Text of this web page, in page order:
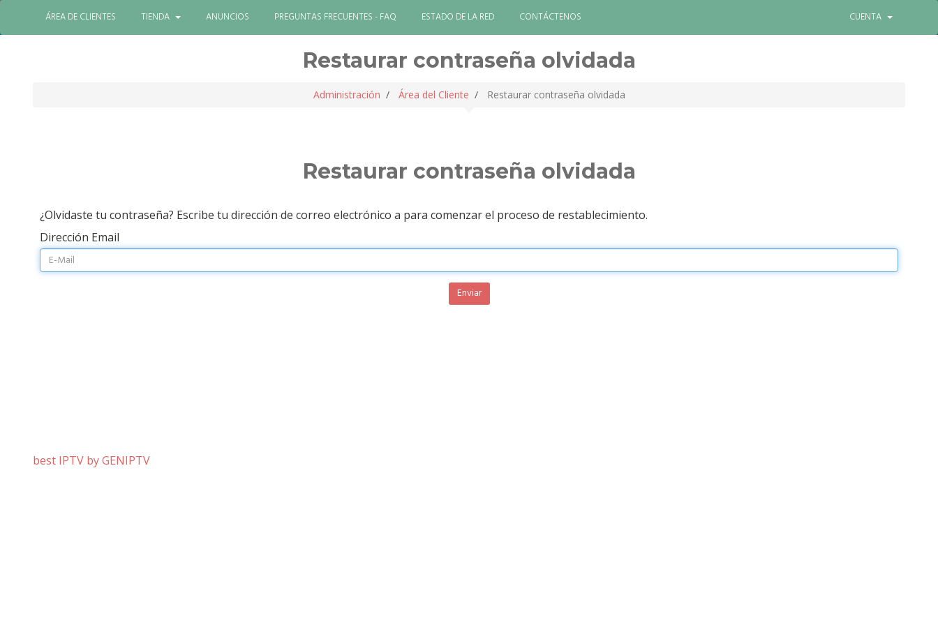
Cambiar Lenguaje
ÁREA DE CLIENTES TIENDA ANUNCIOS PREGUNTAS FRECUENTES - FAQ ESTADO DE LA RED CONTÁCTENOS CUENTA
Restaurar contraseña olvidada
Administración Área del Cliente Restaurar contraseña olvidada
Restaurar contraseña olvidada
¿Olvidaste tu contraseña? Escribe tu dirección de correo electrónico a para comenzar el proceso de restablecimiento.
Dirección Email
Enviar
best IPTV by GENIPTV